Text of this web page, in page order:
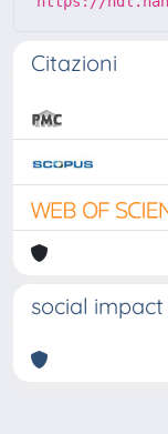
Citazioni
social impact